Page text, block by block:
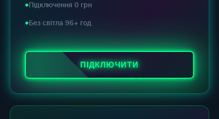
Підключення 0 грн
Без світла 96+ год
ПІДКЛЮЧИТИ